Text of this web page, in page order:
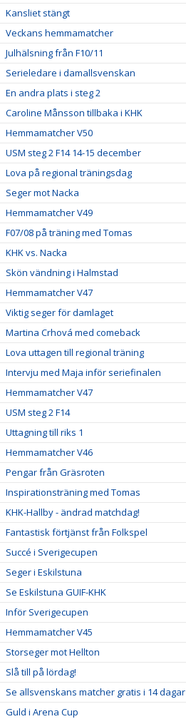
Kansliet stängt
Veckans hemmamatcher
Julhälsning från F10/11
Serieledare i damallsvenskan
En andra plats i steg 2
Caroline Månsson tillbaka i KHK
Hemmamatcher V50
USM steg 2 F14 14-15 december
Lova på regional träningsdag
Seger mot Nacka
Hemmamatcher V49
F07/08 på träning med Tomas
KHK vs. Nacka
Skön vändning i Halmstad
Hemmamatcher V47
Viktig seger för damlaget
Martina Crhová med comeback
Lova uttagen till regional träning
Intervju med Maja inför seriefinalen
Hemmamatcher V47
USM steg 2 F14
Uttagning till riks 1
Hemmamatcher V46
Pengar från Gräsroten
Inspirationsträning med Tomas
KHK-Hallby - ändrad matchdag!
Fantastisk förtjänst från Folkspel
Succé i Sverigecupen
Seger i Eskilstuna
Se Eskilstuna GUIF-KHK
Inför Sverigecupen
Hemmamatcher V45
Storseger mot Hellton
Slå till på lördag!
Se allsvenskans matcher gratis i 14 dagar
Guld i Arena Cup